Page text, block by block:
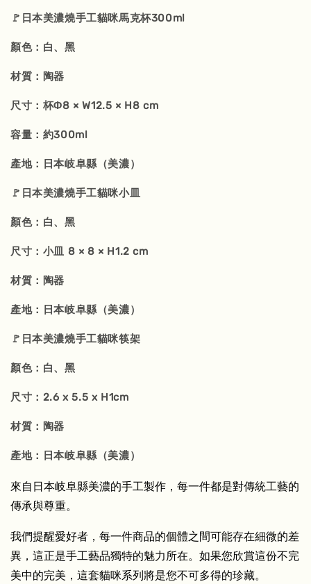
🚩日本美濃燒手工貓咪馬克杯300ml
顏色：白、黑
材質：陶器
尺寸：杯Φ8 × W12.5 × H8 cm
容量：約300ml
產地：日本岐阜縣（美濃）
🚩日本美濃燒手工貓咪小皿
顏色：白、黑
尺寸：小皿 8 × 8 × H1.2 cm
材質：陶器
產地：日本岐阜縣（美濃）
🚩日本美濃燒手工貓咪筷架
顏色：白、黑
尺寸：2.6 x 5.5 x H1cm
材質：陶器
產地：日本岐阜縣（美濃）
來自日本岐阜縣美濃的手工製作，每一件都是對傳統工藝的
傳承與尊重。
我們提醒愛好者，每一件商品的個體之間可能存在細微的差
異，這正是手工藝品獨特的魅力所在。如果您欣賞這份不完
美中的完美，這套貓咪系列將是您不可多得的珍藏。